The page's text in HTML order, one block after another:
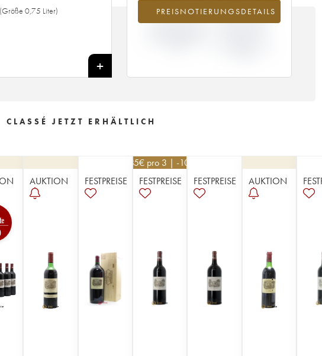
(Größe 0,75 Liter)
+
PREISNOTIERUNGSDETAILS
-13.14%
ABWEICHUNG DER
-39.09%
ABWEICHUNG
JETZT ERHÄLTLICH
AUKTION FESTPREISE
585€ pro 3 | -10%
FESTPREISE
FESTPREISE AUKTION